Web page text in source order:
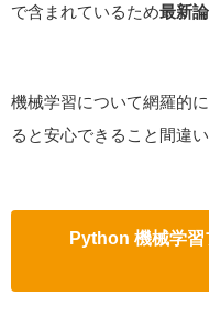
で含まれているため最新
機械学習について網羅的
ると安心できること間違い
Python 機械学